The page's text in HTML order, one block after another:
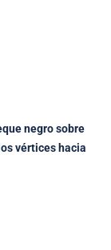
negro sobre
vértices hacia